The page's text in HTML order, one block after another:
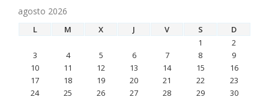
agosto 2026
L M X J V S
D
1
2
3
4 5 6 7 8
9
10
11 12 13 14 15
16
17
18 19 20 21 22
23
24
25 26 27 28 29
30